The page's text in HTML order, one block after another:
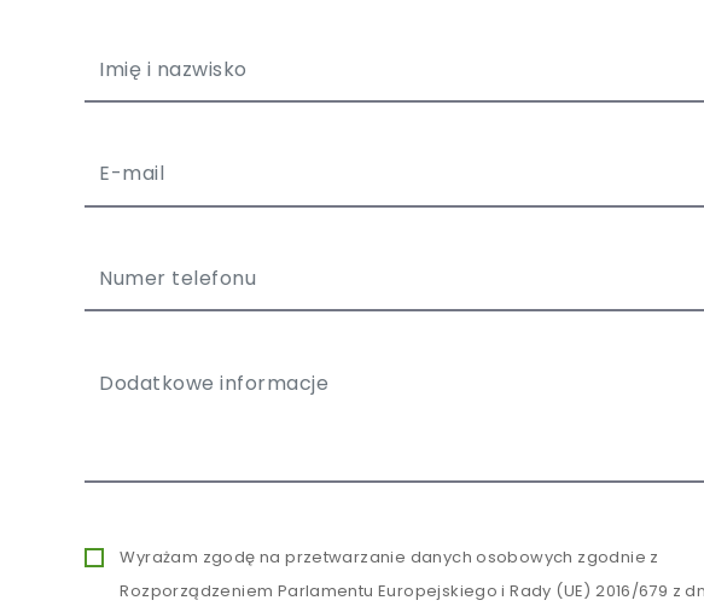
Wyrażam zgodę na przetwarzanie danych osobowych zgodnie z
Rozporządzeniem Parlamentu Europejskiego i Rady (UE) 2016/679 z